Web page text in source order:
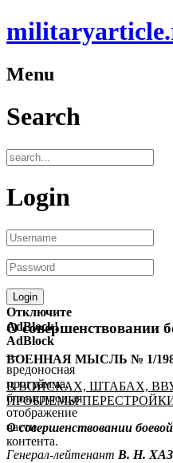
Menu
Search
Login
Отключите
AdBlock!
AdBlock
—
вредоносная
программа,
блокирующая
отображение
части
контента.
О совершенствовании
ВОЕННАЯ МЫСЛЬ № 1/1989,
В ВОЙСКАХ, ШТАБАХ,
ПРОБЛЕМЫ
О совершенствовании
Генерал-лейтенант В. Н.